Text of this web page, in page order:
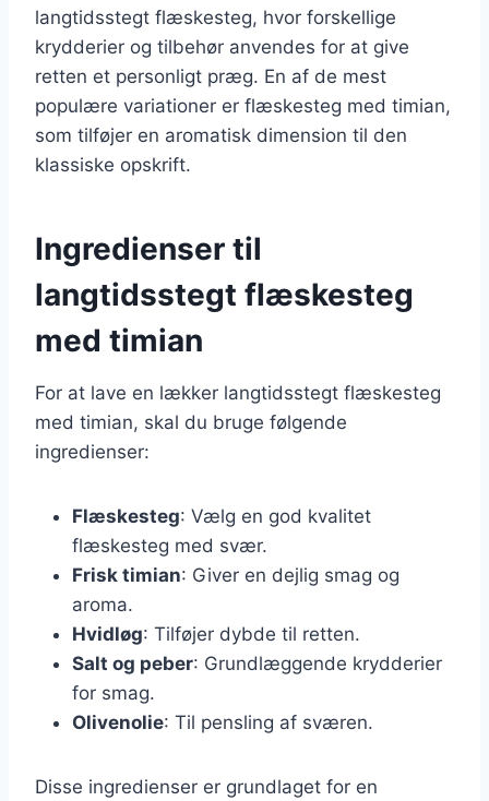
langtidsstegt flæskesteg, hvor forskellige
krydderier og tilbehør anvendes for at give
retten et personligt præg. En af de mest
populære variationer er flæskesteg med timian,
som tilføjer en aromatisk dimension til den
klassiske opskrift.
Ingredienser til
langtidsstegt flæskesteg
med timian
For at lave en lækker langtidsstegt flæskesteg
med timian, skal du bruge følgende
ingredienser:
Flæskesteg: Vælg en god kvalitet
flæskesteg med svær.
Frisk timian: Giver en dejlig smag og
aroma.
Hvidløg: Tilføjer dybde til retten.
Salt og peber: Grundlæggende krydderier
for smag.
Olivenolie: Til pensling af sværen.
Disse ingredienser er grundlaget for en